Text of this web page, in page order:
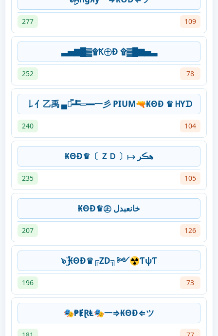
277 109
▃▅▇█▓۩Ҟ㊉Ð ۩▓█▇▅▃
252 78
𠄌亻乙禹 ▄︻̷̿┻̿═━一彡 PIUM🔫₭ΘĐ ♛ ᕼƳᗪ
240 104
₭ΘĐ♛〔 ＺＤ 〕↦ ھڪر
235 105
₭ΘĐ♛㊣ خانعبدل
207 126
๖ۣۜ ₭ΘĐ♛╔ZD╗༻☢ƬψƬ
196 73
🎭₱ɆⱤⱠ🎭一⇒₭ΘĐ⇐ツ